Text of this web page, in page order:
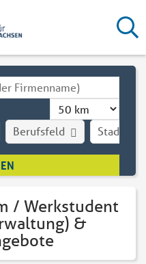
Stadt
Berufsfeld
/ Werkstudent
&